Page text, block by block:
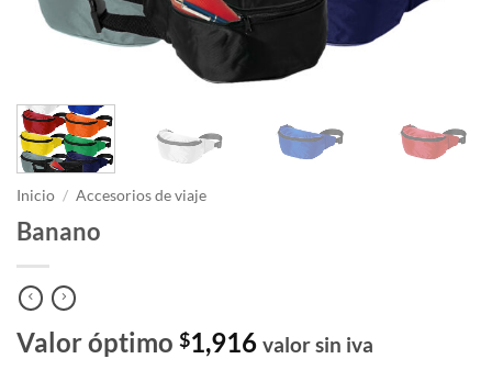
Inicio / Accesorios de viaje
Banano
Valor óptimo $1,916 valor sin iva